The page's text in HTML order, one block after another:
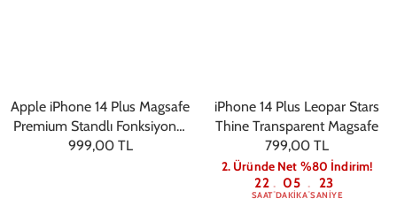
Apple iPhone 14 Plus Magsafe
Premium Standlı Fonksiyonel
Telefon Kılıfı Füme
999,00 TL
iPhone 14 Plus Leopar Stars
Thine Transparent Magsafe
799,00 TL
2. Üründe Net %80 İndirim!
22
SAAT: 05
DAKIKA: 22
SANIYE